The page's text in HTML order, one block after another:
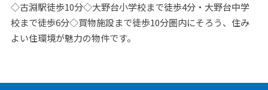
歩4分・大野台中学
圏内にそろう、住み
外観は家の印象を大きく左右す
感とデザイン性で見る人を魅了